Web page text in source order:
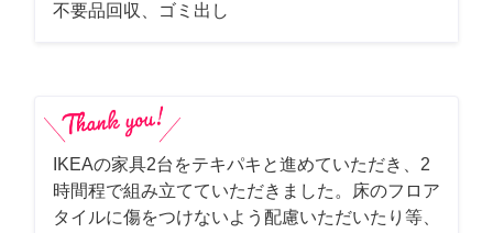
不要品回収、ゴミ出し
IKEAの家具2台をテキパキと進めていただき、2
時間程で組み立てていただきました。床のフロア
タイルに傷をつけないよう配慮いただいたり等、